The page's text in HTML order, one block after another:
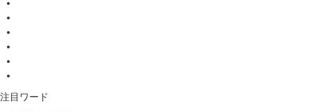
注目ワード